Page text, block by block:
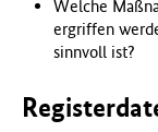
Welche
ergriffen
sinnvoll ist?